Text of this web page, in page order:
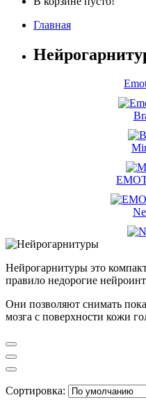
Главная
Нейрогарнитуры это
правило недорогие
Они позволяют снимать
мозга с поверхности кожи
Сортировка: